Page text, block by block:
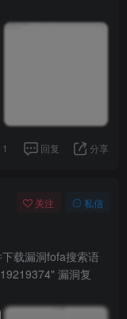
1 回复 分享
关注 私信
载漏洞fofa搜索语
漏洞复